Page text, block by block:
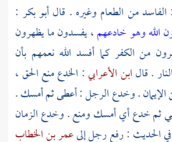
من الطعام وغيره . قالأبو بكر :
الله وهو خادعهم، يفسدون ما يظهرون
من الكفر كما أفسد الله نعمهم بأن
. قالابن الأعرابي: الخدع منع الحق ،
الإيمان . وخدع الرجل : أعطى ثم أمسك .
ثم خدع أي أمسك ومنع . وخدع الزمان
الحديث : رفع رجل إلىعمر بن الخطاب